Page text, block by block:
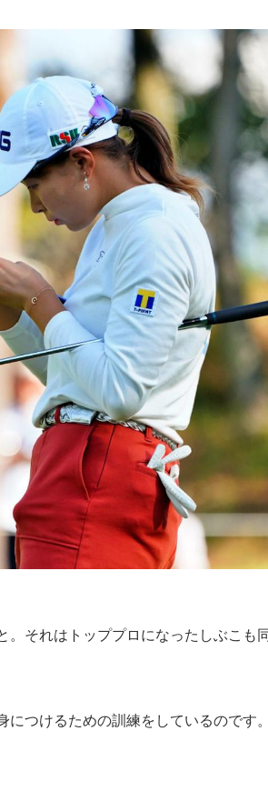
。それはトッププロになったしぶこも
につけるための訓練をしているのです